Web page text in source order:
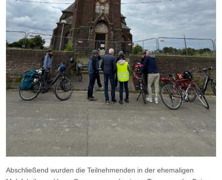
Abschließend wurden die Teilnehmenden in der ehemaligen